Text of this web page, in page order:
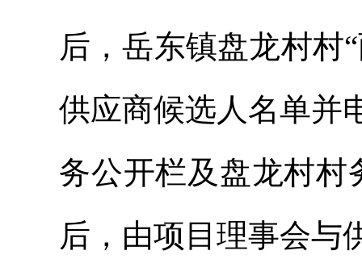
后，岳东镇盘龙村村
供应商候选人名单并
务公开栏及盘龙村村
后，由项目理事会与